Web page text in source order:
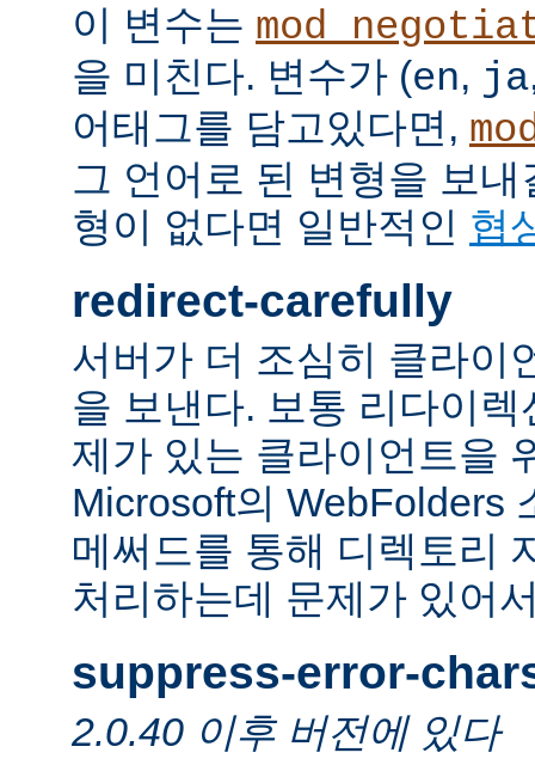
이 변수는
을 미친다. 변수가 (en, ja
어태그를 담고있다면,
그 언어로 된 변형을 보
형이 없다면 일반적인 협
redirect-carefully
서버가 더 조심히 클라이
을 보낸다. 보통 리다이
제가 있는 클라이언트을
Microsoft의 WebFolders
메써드를 통해 디렉토리
처리하는데 문제가 있어
suppress-error-
2.0.40 이후 버전에 있다